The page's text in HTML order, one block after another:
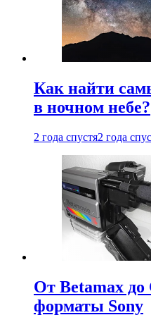
Как найти
в ночном небе?
2 года спустя2 года
От Betamax
форматы Sony